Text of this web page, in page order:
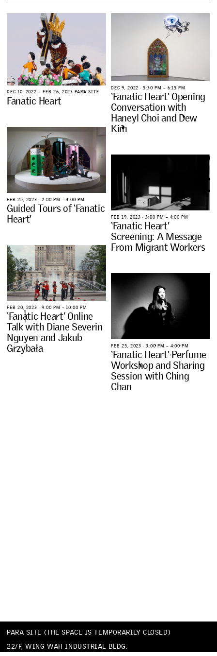
DEC 10, 2022 – FEB 26, 2023 PARA SITE
Fanatic Heart
DEC 9, 2022 ∙ 5:30 PM – 6:15 PM
‘Fanatic Heart’ Opening
Conversationwith
Haneyl Choi and Dew
Kim
FEB 25, 2023 ∙ 2:00 PM – 3:00 PM
Guided Toursof‘Fanatic
Heart’ FEB 19, 2023 ∙ 3:00 PM – 4:00 PM
‘Fanatic Heart’
Screening: A Message
From MigrantWorkers
FEB 20, 2023 ∙ 9:00 PM – 10:00 PM
‘Fanatic Heart’ Online
Talkwith Diane Severin
Nguyen and Jakub
Grzybała FEB 25, 2023 ∙ 3:00 PM – 4:00 PM
‘Fanatic Heart’ Perfume
Workshopand Sharing
Session with Ching
Chan
PARA SITE (THE SPACE IS TEMPORARILY CLOSED)
22/F, WING WAH INDUSTRIAL BLDG.